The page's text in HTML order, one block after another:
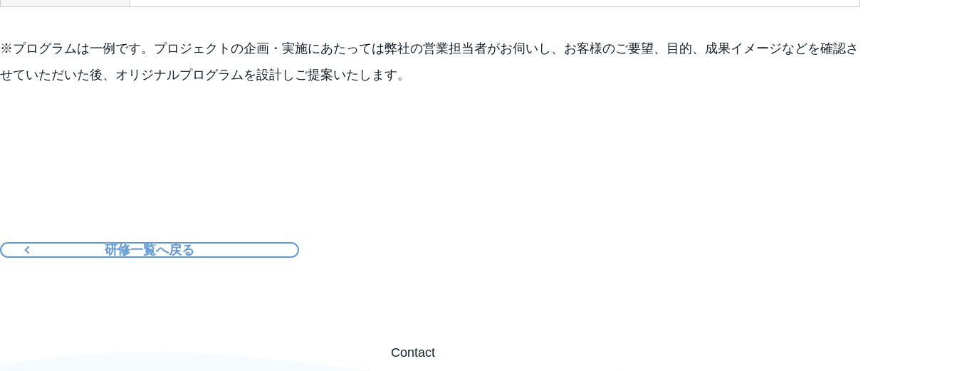
※プログラムは一例です。プロジェクトの企画・実施にあたっては弊社の営業担当者がお伺いし、お客様のご要望、目的、成果イメージなどを確認さ
せていただいた後、オリジナルプログラムを設計しご提案いたします。
研修一覧へ戻る
Contact